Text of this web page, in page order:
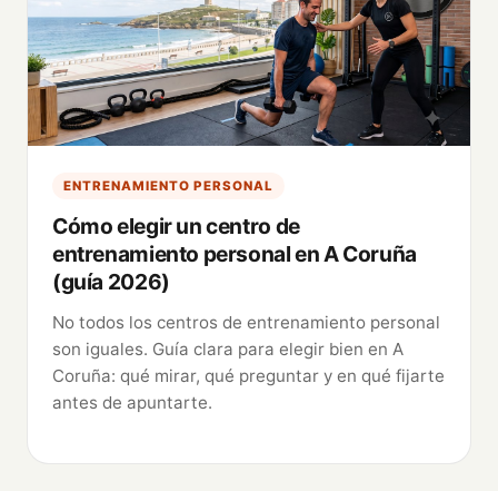
ENTRENAMIENTO PERSONAL
Cómo elegir un centro de
entrenamiento personal en A Coruña
(guía 2026)
No todos los centros de entrenamiento personal
son iguales. Guía clara para elegir bien en A
Coruña: qué mirar, qué preguntar y en qué fijarte
antes de apuntarte.